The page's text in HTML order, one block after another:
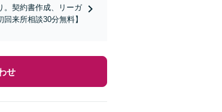
。契約書作成、リーガ
来所相談30分無料】
せ